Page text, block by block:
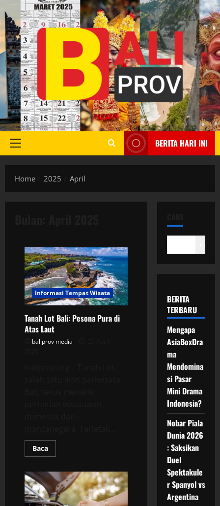
to
content
Primary
BERITA HARI INI
Home 2025 April
Informasi Tempat Wisata
​Tanah Lot Bali: Pesona Pura di
Atas Laut
baliprov media
BacaRead
more
Tanah
Lot
Bali:
Pesona
Pura
BERITA
TERBARU
Mengapa
AsiaBoxDra
ma
Mendomina
si Pasar
Mini Drama
Indonesia?
Nobar Piala
Dunia 2026
: Saksikan
Duel
Spektakule
r Spanyol vs
Argentina